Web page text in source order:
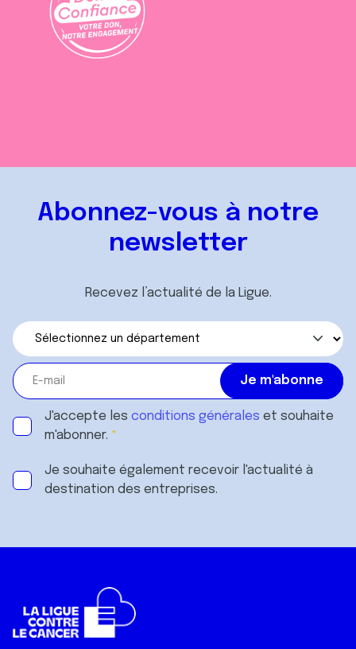
Abonnez-vous à notre
newsletter
Recevez l’actualité de la Ligue.
J'accepte les conditions générales et souhaite
m'abonner.
Je souhaite également recevoir l'actualité à
destination des entreprises.